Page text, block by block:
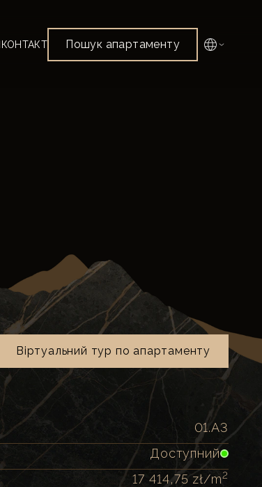
КОНТАКТ Пошук апартаменту
Віртуальний тур по апартаменту
01.A3
Доступний
17 414,75 zł/m2